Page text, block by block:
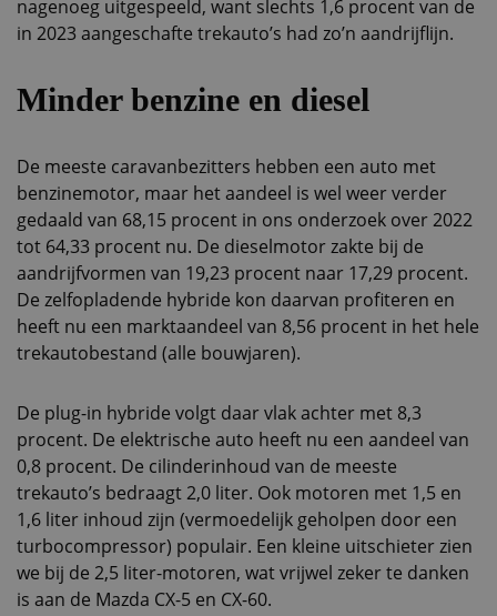
nagenoeg uitgespeeld, want slechts 1,6 procent van de
in 2023 aangeschafte trekauto’s had zo’n aandrijflijn.
Minder benzine en diesel
De meeste caravanbezitters hebben een auto met
benzinemotor, maar het aandeel is wel weer verder
gedaald van 68,15 procent in ons onderzoek over 2022
tot 64,33 procent nu. De dieselmotor zakte bij de
aandrijfvormen van 19,23 procent naar 17,29 procent.
De zelfopladende hybride kon daarvan profiteren en
heeft nu een marktaandeel van 8,56 procent in het hele
trekautobestand (alle bouwjaren).
De plug-in hybride volgt daar vlak achter met 8,3
procent. De elektrische auto heeft nu een aandeel van
0,8 procent. De cilinderinhoud van de meeste
trekauto’s bedraagt 2,0 liter. Ook motoren met 1,5 en
1,6 liter inhoud zijn (vermoedelijk geholpen door een
turbocompressor) populair. Een kleine uitschieter zien
we bij de 2,5 liter-motoren, wat vrijwel zeker te danken
is aan de Mazda CX-5 en CX-60.